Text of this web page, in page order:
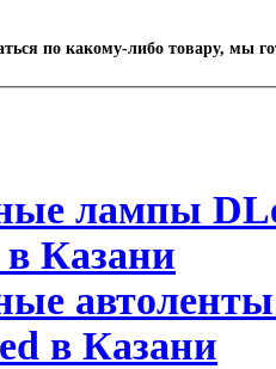
по какому-либо товару, мы
лампы
Казани
в Казани